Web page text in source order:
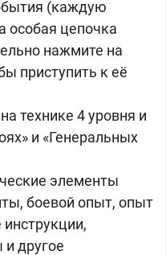
(каждую
особая цепочка
нажмите на
приступить к её
технике 4 уровня и
и «Генеральных
элементы
боевой опыт, опыт
другое